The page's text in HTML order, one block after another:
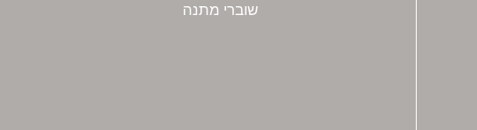
שוברי מתנה